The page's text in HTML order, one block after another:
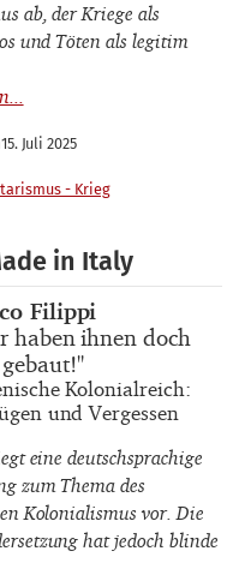
ab, der Kriege als
und Töten als legitim
15. Juli 2025
- Krieg
in Italy
Filippi
haben ihnen doch
Kolonialreich:
und Vergessen
eine deutschsprachige
zum Thema des
Kolonialismus vor. Die
hat jedoch blinde